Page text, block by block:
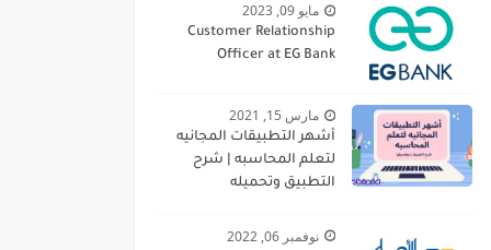
مايو 09, 2023
Customer Relationship
Officer at EG Bank
مارس 15, 2021
أشهر التطبيقات المجانيه
لتعلم المحاسبه | شرح
التطبيق وتحميله
نوفمبر 06, 2022